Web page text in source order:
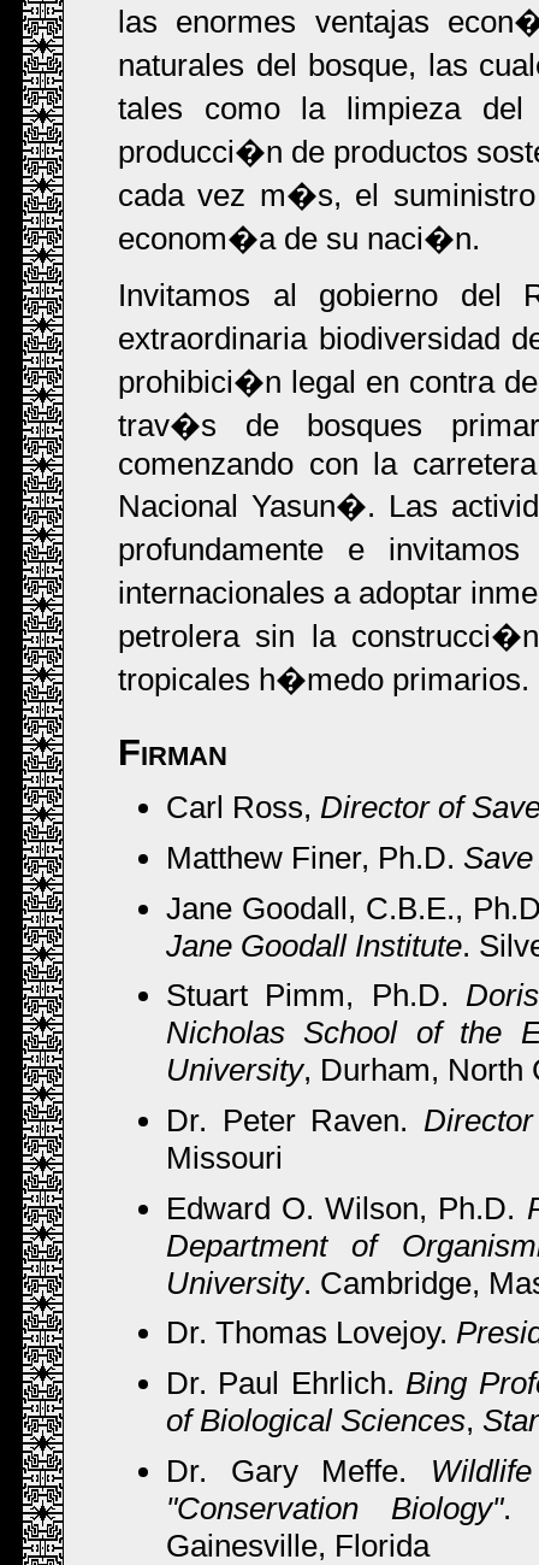
las enormes ventajas
naturales del bosque, las
tales como la limpieza
producci�n de productos
cada vez m�s, el
econom�a de su naci�n.
Invitamos al gobierno del
extraordinaria biodiversidad
prohibici�n legal en contra
trav�s de bosques
comenzando con la
Nacional Yasun�. Las
profundamente e
internacionales a adoptar
petrolera sin la
tropicales h�medo primarios.
Firman
Carl Ross, Director of
Matthew Finer, Ph.D.
Jane Goodall, C.B.E.,
Jane Goodall Institute.
Stuart Pimm, Ph.D.
Nicholas School of the
University, Durham, North
Dr. Peter Raven.
Missouri
Edward O. Wilson, Ph.D.
Department of
University. Cambridge,
Dr. Thomas Lovejoy.
Dr. Paul Ehrlich.Bing
of Biological Sciences,
Dr. Gary Meffe.
"Conservation Biology"
Gainesville, Florida